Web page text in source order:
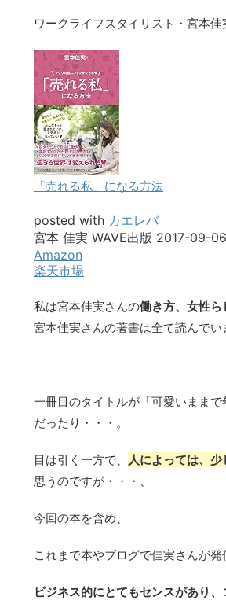
ワークライフスタイリスト・宮本佳
「売れる私」になる方法
posted with カエレバ
宮本 佳実 WAVE出版 2017-09-06
Amazon
楽天市場
私は宮本佳実さんの働き方、女性
宮本佳実さんの著書は全て読んでい
一冊目のタイトルが「可愛いまま
だったり・・・。
目は引く一方で、 人によっては、
思うのですが・・・、
今回の本を含め、
これまで本やブログで佳実さんが
ビジネス的にとてもセンスがあり